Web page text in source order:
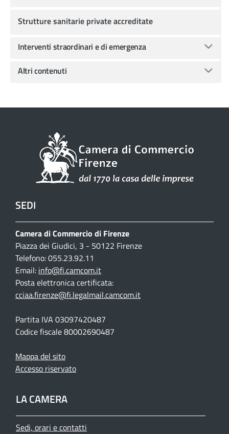
Strutture sanitarie private accreditate
Interventi straordinari e di emergenza
Altri contenuti
SEDI
Camera di Commercio di Firenze
Piazza dei Giudici, 3 - 50122 Firenze
Telefono: 055.23.92.11
Email: info@fi.camcom.it
Posta elettronica certificata:
cciaa.firenze@fi.legalmail.camcom.it
Partita IVA 03097420487
Codice fiscale 80002690487
Mappa del sito
Accesso riservato
LA CAMERA
Sedi, orari e contatti